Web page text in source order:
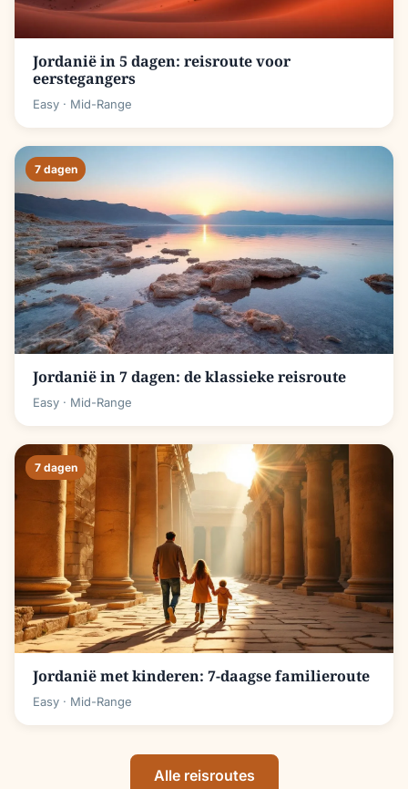
Jordanië in 5 dagen: reisroute voor
eerstegangers
Easy · Mid-Range
7 dagen
Jordanië in 7 dagen: de klassieke reisroute
Easy · Mid-Range
7 dagen
Jordanië met kinderen: 7-daagse familieroute
Easy · Mid-Range
Alle reisroutes